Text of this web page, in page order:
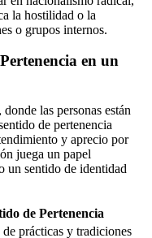
la hostilidad o la
o grupos internos.
en un
las personas están
de pertenencia
y aprecio por
juega un papel
un sentido de identidad
de Pertenencia
prácticas y tradiciones